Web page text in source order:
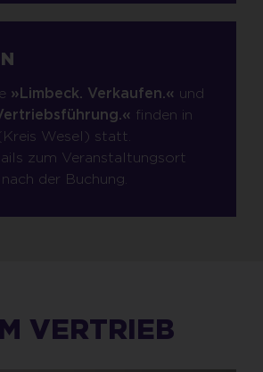
»Limbeck. Verkaufen.« und
finden in
Wesel) statt.
zum Veranstaltungsort
der Buchung.
VERTRIEB